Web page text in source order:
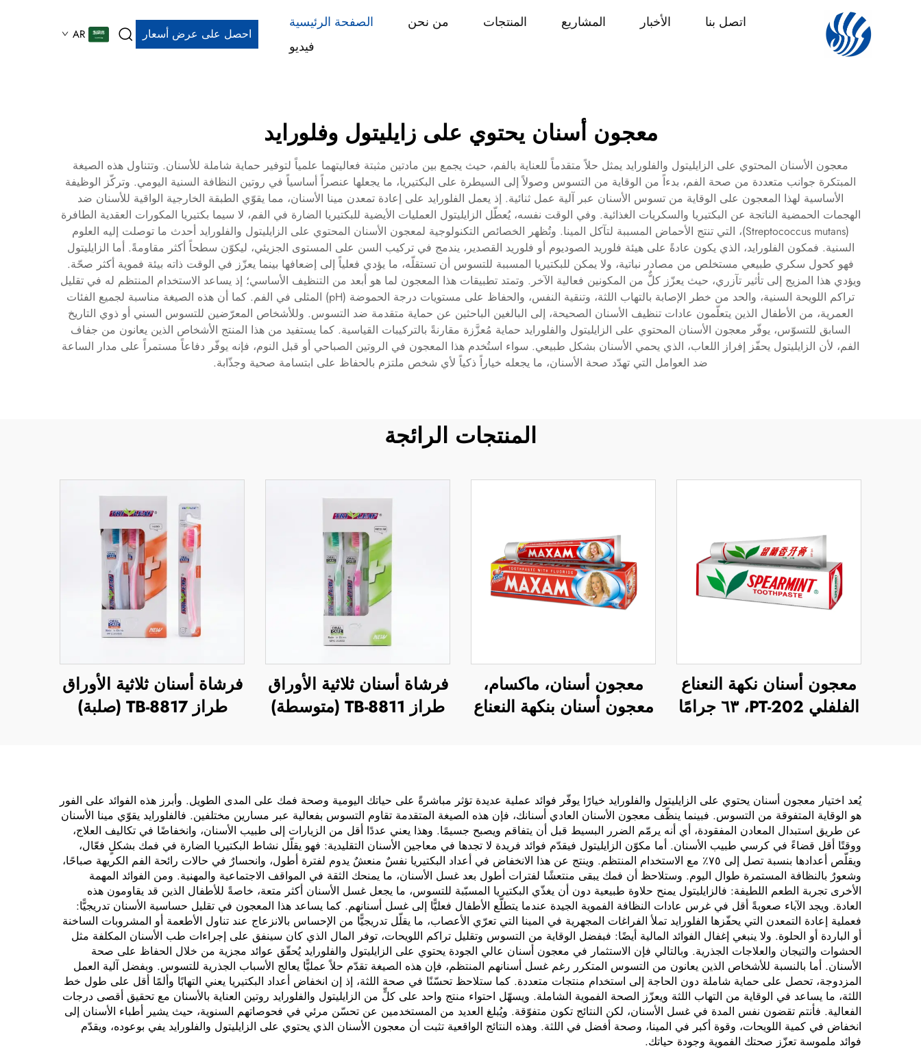
الصفحة الرئيسية من نحن المنتجات المشاريع الأخبار
اتصل بنا
فيديو
احصل على عرض أسعار AR
معجون أسنان يحتوي على زايليتول وفلورايد
معجون الأسنان المحتوي على الزايليتول والفلورايد يمثل حلاً متقدماً للعناية بالفم، حيث يجمع بين مادتين مثبتة فعاليتهما علمياً لتوفير حماية شاملة للأسنان. وتتناول هذه الصيغة
المبتكرة جوانب متعددة من صحة الفم، بدءاً من الوقاية من التسوس وصولاً إلى السيطرة على البكتيريا، ما يجعلها عنصراً أساسياً في روتين النظافة السنية اليومي. وتركّز الوظيفة
الأساسية لهذا المعجون على الوقاية من تسوس الأسنان عبر آلية عمل ثنائية. إذ يعمل الفلورايد على إعادة تمعدن مينا الأسنان، مما يقوّي الطبقة الخارجية الواقية للأسنان ضد
الهجمات الحمضية الناتجة عن البكتيريا والسكريات الغذائية. وفي الوقت نفسه، يُعطّل الزايليتول العمليات الأيضية للبكتيريا الضارة في الفم، لا سيما بكتيريا المكورات العقدية الطافرة
(Streptococcus mutans)، التي تنتج الأحماض المسببة لتآكل المينا. وتُظهر الخصائص التكنولوجية لمعجون الأسنان المحتوي على الزايليتول والفلورايد أحدث ما توصلت إليه العلوم
السنية. فمكون الفلورايد، الذي يكون عادةً على هيئة فلوريد الصوديوم أو فلوريد القصدير، يندمج في تركيب السن على المستوى الجزيئي، ليكوّن سطحاً أكثر مقاومةً. أما الزايليتول
فهو كحول سكري طبيعي مستخلص من مصادر نباتية، ولا يمكن للبكتيريا المسببة للتسوس أن تستقلّه، ما يؤدي فعلياً إلى إضعافها بينما يعزّز في الوقت ذاته بيئة فموية أكثر صحّة.
ويؤدي هذا المزيج إلى تأثير تآزري، حيث يعزّز كلٌّ من المكونين فعالية الآخر. وتمتد تطبيقات هذا المعجون لما هو أبعد من التنظيف الأساسي؛ إذ يساعد الاستخدام المنتظم له في تقليل
تراكم اللويحة السنية، والحد من خطر الإصابة بالتهاب اللثة، وتنقية النفس، والحفاظ على مستويات درجة الحموضة (pH) المثلى في الفم. كما أن هذه الصيغة مناسبة لجميع الفئات
العمرية، من الأطفال الذين يتعلّمون عادات تنظيف الأسنان الصحيحة، إلى البالغين الباحثين عن حماية متقدمة ضد التسوس. وللأشخاص المعرّضين للتسوس السني أو ذوي التاريخ
السابق للتسوّس، يوفّر معجون الأسنان المحتوي على الزايليتول والفلورايد حماية مُعزَّزة مقارنةً بالتركيبات القياسية. كما يستفيد من هذا المنتج الأشخاص الذين يعانون من جفاف
الفم، لأن الزايليتول يحفّز إفراز اللعاب، الذي يحمي الأسنان بشكل طبيعي. سواء استُخدم هذا المعجون في الروتين الصباحي أو قبل النوم، فإنه يوفّر دفاعاً مستمراً على مدار الساعة
ضد العوامل التي تهدّد صحة الأسنان، ما يجعله خياراً ذكياً لأي شخص ملتزم بالحفاظ على ابتسامة صحية وجذّابة.
المنتجات الرائجة
معجون أسنان نكهة النعناع
الفلفلي PT-202، ٦٣ جرامًا
معجون أسنان، ماكسام،
معجون أسنان بنكهة النعناع
فرشاة أسنان ثلاثية الأوراق
طراز TB-8811 (متوسطة)
فرشاة أسنان ثلاثية الأوراق
طراز TB-8817 (صلبة)
يُعد اختيار معجون أسنان يحتوي على الزايليتول والفلورايد خيارًا يوفّر فوائد عملية عديدة تؤثر مباشرةً على حياتك اليومية وصحة فمك على المدى الطويل. وأبرز هذه الفوائد على الفور
هو الوقاية المتفوقة من التسوس. فبينما ينظّف معجون الأسنان العادي أسنانك، فإن هذه الصيغة المتقدمة تقاوم التسوس بفعالية عبر مسارين مختلفين. فالفلورايد يقوّي مينا الأسنان
عن طريق استبدال المعادن المفقودة، أي أنه يرمّم الضرر البسيط قبل أن يتفاقم ويصبح جسيمًا. وهذا يعني عددًا أقل من الزيارات إلى طبيب الأسنان، وانخفاضًا في تكاليف العلاج،
ووقتًا أقل قضاءً في كرسي طبيب الأسنان. أما مكوّن الزايليتول فيقدّم فوائد فريدة لا تجدها في معاجين الأسنان التقليدية: فهو يقلّل نشاط البكتيريا الضارة في فمك بشكلٍ فعّال،
ويقلّص أعدادها بنسبة تصل إلى ٧٥٪ مع الاستخدام المنتظم. وينتج عن هذا الانخفاض في أعداد البكتيريا نفسٌ منعشٌ يدوم لفترة أطول، وانحسارٌ في حالات رائحة الفم الكريهة صباحًا،
وشعورٌ بالنظافة المستمرة طوال اليوم. وستلاحظ أن فمك يبقى منتعشًا لفترات أطول بعد غسل الأسنان، ما يمنحك الثقة في المواقف الاجتماعية والمهنية. ومن الفوائد المهمة
الأخرى تجربة الطعم اللطيفة: فالزايليتول يمنح حلاوة طبيعية دون أن يغذّي البكتيريا المسبّبة للتسوس، ما يجعل غسل الأسنان أكثر متعة، خاصةً للأطفال الذين قد يقاومون هذه
العادة. ويجد الآباء صعوبةً أقل في غرس عادات النظافة الفموية الجيدة عندما يتطلّع الأطفال فعليًّا إلى غسل أسنانهم. كما يساعد هذا المعجون في تقليل حساسية الأسنان تدريجيًّا:
فعملية إعادة التمعدن التي يحفّزها الفلورايد تملأ الفراغات المجهرية في المينا التي تعرّي الأعصاب، ما يقلّل تدريجيًّا من الإحساس بالانزعاج عند تناول الأطعمة أو المشروبات الساخنة
أو الباردة أو الحلوة. ولا ينبغي إغفال الفوائد المالية أيضًا: فبفضل الوقاية من التسوس وتقليل تراكم اللويحات، توفر المال الذي كان سينفق على إجراءات طب الأسنان المكلفة مثل
الحشوات والتيجان والعلاجات الجذرية. وبالتالي فإن الاستثمار في معجون أسنان عالي الجودة يحتوي على الزايليتول والفلورايد يُحقّق عوائد مجزية من خلال الحفاظ على صحة
الأسنان. أما بالنسبة للأشخاص الذين يعانون من التسوس المتكرر رغم غسل أسنانهم المنتظم، فإن هذه الصيغة تقدّم حلاً عمليًّا يعالج الأسباب الجذرية للتسوس. وبفضل آلية العمل
المزدوجة، تحصل على حماية شاملة دون الحاجة إلى استخدام منتجات متعددة. كما ستلاحظ تحسّنًا في صحة اللثة، إذ إن انخفاض أعداد البكتيريا يعني التهابًا وألمًا أقل على طول خط
اللثة، ما يساعد في الوقاية من التهاب اللثة ويعزّز الصحة الفموية الشاملة. ويسهّل احتواء منتج واحد على كلٍّ من الزايليتول والفلورايد روتين العناية بالأسنان مع تحقيق أقصى درجات
الفعالية. فأنتم تقضون نفس المدة في غسل الأسنان، لكن النتائج تكون متفوّقة. ويُبلغ العديد من المستخدمين عن تحسّن مرئي في فحوصاتهم السنوية، حيث يشير أطباء الأسنان إلى
انخفاض في كمية اللويحات، وقوة أكبر في المينا، وصحة أفضل في اللثة. وهذه النتائج الواقعية تثبت أن معجون الأسنان الذي يحتوي على الزايليتول والفلورايد يفي بوعوده، ويقدّم
فوائد ملموسة تعزّز صحتك الفموية وجودة حياتك.